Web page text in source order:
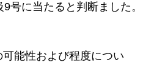
号に当たると判断ました。
能性および程度につい